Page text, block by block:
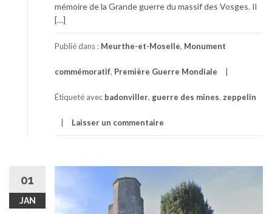
mémoire de la Grande guerre du massif des Vosges. Il
[…]
Publié dans : Meurthe-et-Moselle, Monument
commémoratif, Première Guerre Mondiale
Étiqueté avec badonviller, guerre des mines, zeppelin
Laisser un commentaire
01
JAN